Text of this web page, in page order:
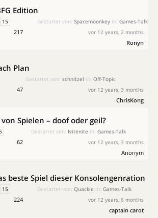
Edition
15 Gestartet von: Spacemoonkey in: Games-Talk
217 vor 12 years, 2 months
Ronyn
Plan
Gestartet von: schnitzel in: Off-Topic
47 vor 12 years, 3 months
ChrisKong
Spielen – doof oder geil?
Gestartet von: Nitenite in: Games-Talk
62 vor 12 years, 3 months
Anonym
beste Spiel dieser Konsolengenration
15 Gestartet von: Quackie in: Games-Talk
224 vor 12 years, 6 months
captain carot